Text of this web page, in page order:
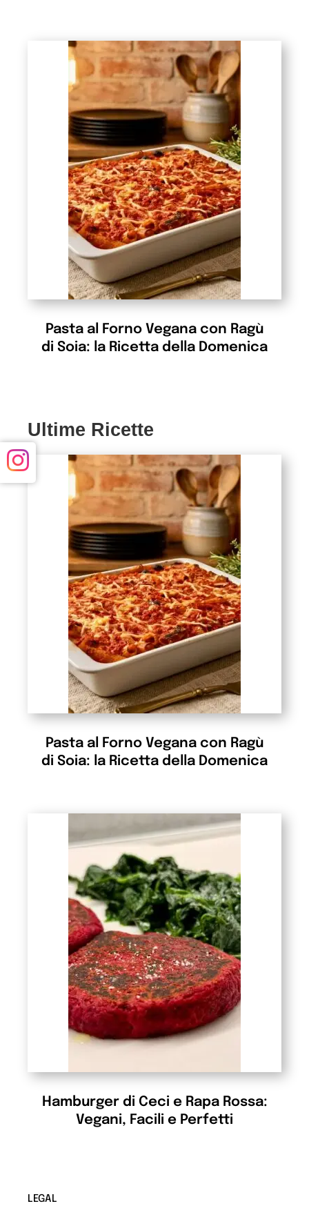
Pasta al Forno Vegana con Ragù
di Soia: la Ricetta della Domenica
Ultime Ricette
Pasta al Forno Vegana con Ragù
di Soia: la Ricetta della Domenica
Hamburger di Ceci e Rapa Rossa:
Vegani, Facili e Perfetti
LEGAL